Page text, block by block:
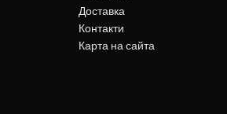
Доставка
Контакти
Карта на сайта